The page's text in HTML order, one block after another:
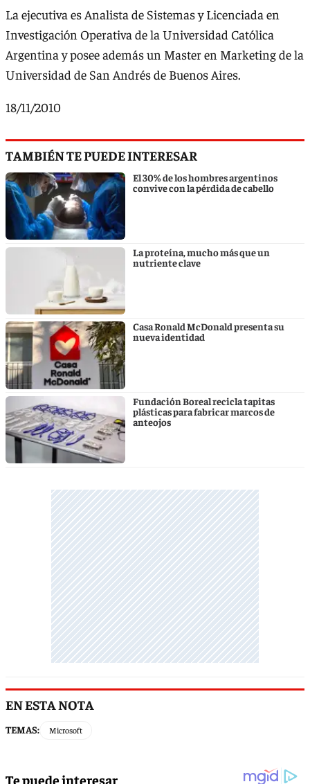
La ejecutiva es Analista de Sistemas y Licenciada en
Investigación Operativa de la Universidad Católica
Argentina y posee además un Master en Marketing de la
Universidad de San Andrés de Buenos Aires.
18/11/2010
TAMBIÉN TE PUEDE INTERESAR
El 30% de los hombres argentinos
convive con la pérdida de cabello
La proteína, mucho más que un
nutriente clave
Casa Ronald McDonald presenta su
nueva identidad
Fundación Boreal recicla tapitas
plásticas para fabricar marcos de
anteojos
EN ESTA NOTA
TEMAS: Microsoft